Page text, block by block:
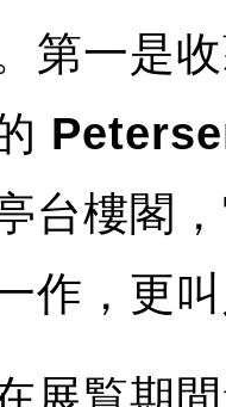
第一是
台樓閣
作，更